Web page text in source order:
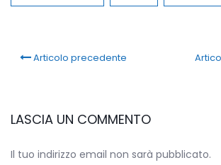
Articolo precedente
LASCIA UN COMMENTO
Il tuo indirizzo email non sarà pubblicato.